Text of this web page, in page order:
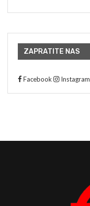
ZAPRATITE NAS
Facebook Instagram